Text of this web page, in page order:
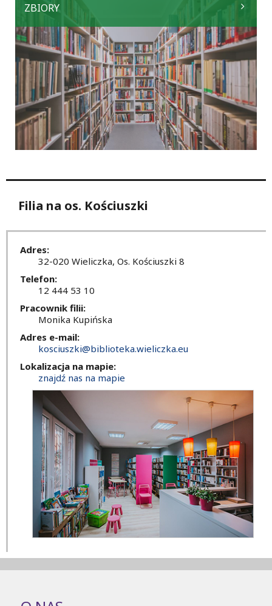
ZBIORY
Filia na os. Kościuszki
Adres:
32-020 Wieliczka, Os. Kościuszki 8
Telefon:
12 444 53 10
Pracownik filii:
Monika Kupińska
Adres e-mail:
kosciuszki@biblioteka.wieliczka.eu
Lokalizacja na mapie:
znajdź nas na mapie